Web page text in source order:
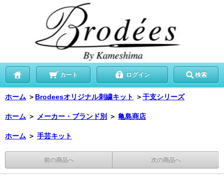
カート ログイン 検索
ホーム ＞ Brodeesオリジナル刺繍キット ＞干支シリーズ
ホーム ＞ メーカー・ブランド別 ＞ 亀島商店
ホーム ＞ 手芸キット
前の商品へ 次の商品へ